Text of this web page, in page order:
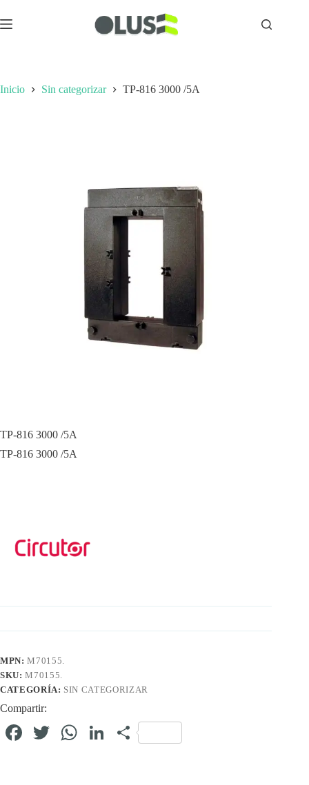
Inicio Sin categorizar TP-816 3000 /5A
TP-816 3000 /5A
TP-816 3000 /5A
MPN:M70155.
SKU:M70155.
CATEGORÍA: SIN CATEGORIZAR
Compartir:
Fa T
W
Li C